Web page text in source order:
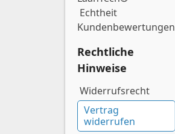
Echtheit
Kundenbewertungen
Rechtliche
Hinweise
Widerrufsrecht
Vertrag
widerrufen